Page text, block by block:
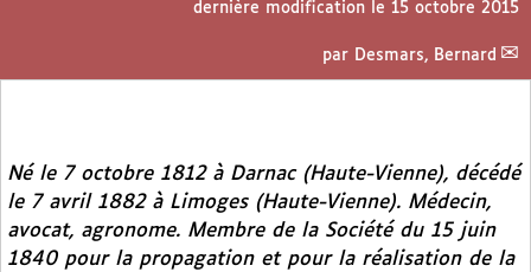
dernière modification le 15 octobre 2015
par Desmars, Bernard
Né le 7 octobre 1812 à Darnac (Haute-Vienne), décédé
le 7 avril 1882 à Limoges (Haute-Vienne). Médecin,
avocat, agronome. Membre de la Société du 15 juin
1840 pour la propagation et pour la réalisation de la